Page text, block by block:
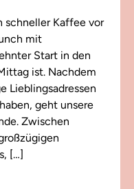
schneller Kaffee vor
mit
Start in den
ist. Nachdem
Lieblingsadressen
geht unsere
Zwischen
[…]